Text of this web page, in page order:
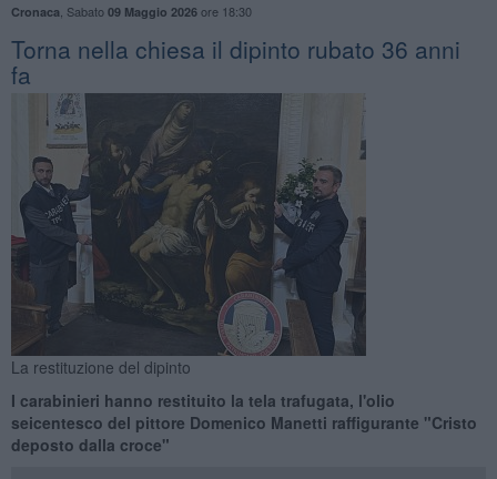
Cronaca Sabato 09 Maggio 2026ore 18:30
Torna nella chiesa il dipinto rubato 36 anni
fa
La restituzione del dipinto
I carabinieri hanno restituito la tela trafugata, l'olio
seicentesco del pittore Domenico Manetti raffigurante "Cristo
deposto dalla croce"